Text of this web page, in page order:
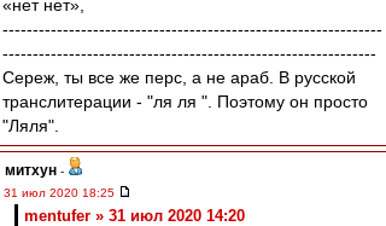
«нет нет»,
---------------------------------------------------------------
--------------------------------------------------------------
Сереж, ты все же перс, а не араб. В русской
транслитерации - "ля ля ". Поэтому он просто
"Ляля".
митхун -
31 июл 2020 18:25
mentufer » 31 июл 2020 14:20